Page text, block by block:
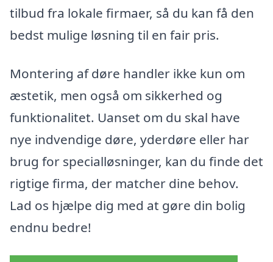
tilbud fra lokale firmaer, så du kan få den
bedst mulige løsning til en fair pris.
Montering af døre handler ikke kun om
æstetik, men også om sikkerhed og
funktionalitet. Uanset om du skal have
nye indvendige døre, yderdøre eller har
brug for specialløsninger, kan du finde det
rigtige firma, der matcher dine behov.
Lad os hjælpe dig med at gøre din bolig
endnu bedre!